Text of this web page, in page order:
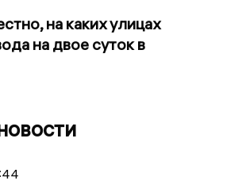
на каких улицах
на двое суток в